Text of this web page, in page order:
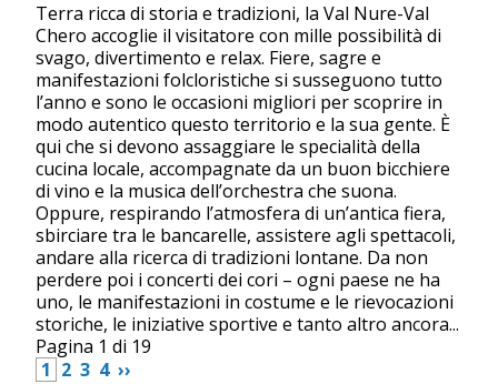
Terra ricca di storia e tradizioni, la Val Nure-Val
Chero accoglie il visitatore con mille possibilità di
svago, divertimento e relax. Fiere, sagre e
manifestazioni folcloristiche si susseguono tutto
l’anno e sono le occasioni migliori per scoprire in
modo autentico questo territorio e la sua gente. È
qui che si devono assaggiare le specialità della
cucina locale, accompagnate da un buon bicchiere
di vino e la musica dell’orchestra che suona.
Oppure, respirando l’atmosfera di un’antica fiera,
sbirciare tra le bancarelle, assistere agli spettacoli,
andare alla ricerca di tradizioni lontane. Da non
perdere poi i concerti dei cori – ogni paese ne ha
uno, le manifestazioni in costume e le rievocazioni
storiche, le iniziative sportive e tanto altro ancora...
Pagina 1 di 19
1 2 3 4 ››